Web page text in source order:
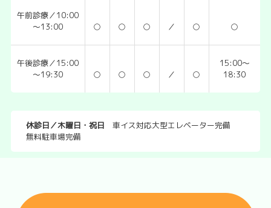
午前診療／10:00
～13:00
○ ○ ○ ／ ○ ○
午後診療／15:00
～19:30
○ ○ ○ ／ ○
15:00～
18:30
休診日／木曜日・祝日 車イス対応大型エレベーター完備
無料駐車場完備